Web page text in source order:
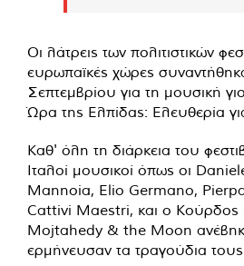
Οι λάτρεις των πολιτιστικών
ευρωπαϊκές χώρες
Σεπτεμβρίου για τη μουσική
Ώρα της Ελπίδας: Ελευθερία
Καθ' όλη τη διάρκεια του
Ιταλοί μουσικοί όπως οι
Mannoia, Elio Germano,
Cattivi Maestri, και ο Κούρδος
Mojtahedy & the Moon
ερμήνευσαν τα τραγούδια